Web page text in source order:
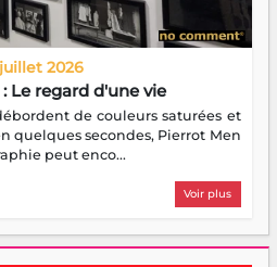
2026
Le regard d'une vie
de couleurs saturées et
quelques secondes, Pierrot Men
peut enco...
Voir plus